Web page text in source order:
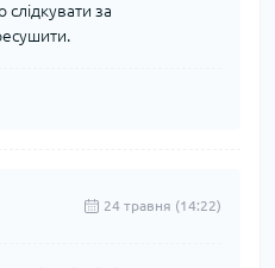
слідкувати за
24 травня (14:22)